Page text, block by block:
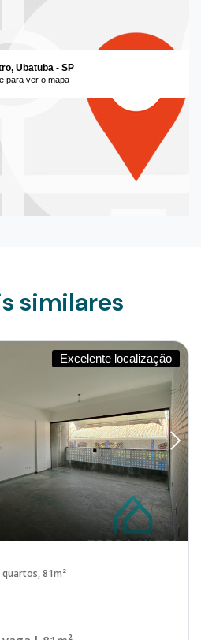
Ubatuba - SP
para ver o mapa
similares
Excelente localização
81m²